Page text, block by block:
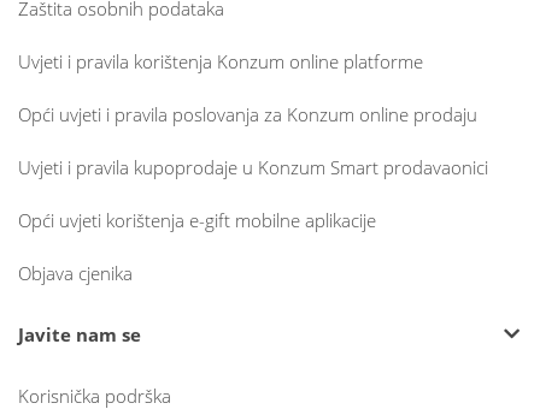
Zaštita osobnih podataka
Uvjeti i pravila korištenja Konzum online platforme
Opći uvjeti i pravila poslovanja za Konzum online prodaju
Uvjeti i pravila kupoprodaje u Konzum Smart prodavaonici
Opći uvjeti korištenja e-gift mobilne aplikacije
Objava cjenika
Javite nam se
Korisnička podrška